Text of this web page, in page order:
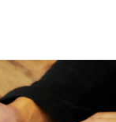
魅力